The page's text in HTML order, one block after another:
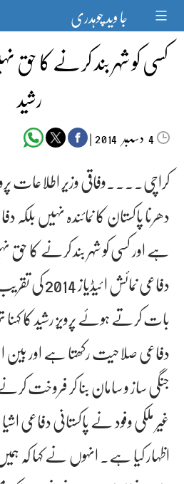
content جا وید چوہدری
کسی کو شہر بند کرنے کا حق
رشید
4دسمبر‬‮ |
کراچی۔۔۔۔وفاقی وزیر اطلاعات
دھرنا پاکستان کا نمائندہ نہیں
ہے اور کسی کو شہر بند کرنے کا حق
دفاعی نمائش
بات کرتے ہوئے پرویز رشید کا کہنا
دفاعی صلاحیت رکھتا ہے اور بین
جنگی ساز و سامان بنا کر
غیر ملکی وفود نے پاکستانی دفاعی
اظہار کیا ہے۔ انہوں نے کہا کہ